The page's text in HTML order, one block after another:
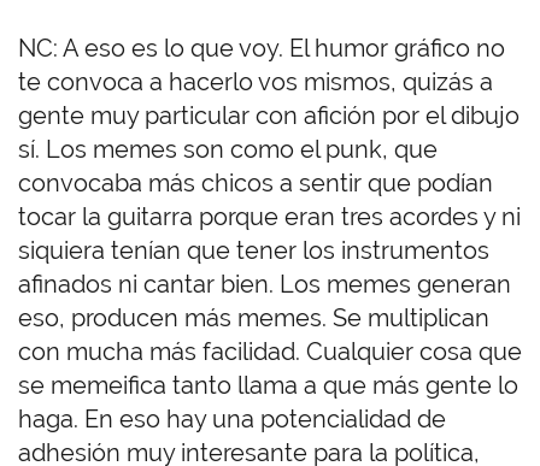
NC: A eso es lo que voy. El humor gráfico no
te convoca a hacerlo vos mismos, quizás a
gente muy particular con afición por el dibujo
sí. Los memes son como el punk, que
convocaba más chicos a sentir que podían
tocar la guitarra porque eran tres acordes y ni
siquiera tenían que tener los instrumentos
afinados ni cantar bien. Los memes generan
eso, producen más memes. Se multiplican
con mucha más facilidad. Cualquier cosa que
se memeifica tanto llama a que más gente lo
haga. En eso hay una potencialidad de
adhesión muy interesante para la política,